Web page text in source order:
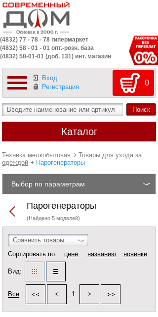
(4832) 77 - 78 - 78 гипермаркет
(4832) 58 - 01 - 01 опт.-розн. база
(4832) 58-01-01 (доб. 131) инт. магазин
Вход
Регистрация
0
Каталог
Техника мелкобытовая
Товары для ухода за
одеждой
Парогенераторы
Выбор по параметрам
Парогенераторы
(Найдено 5 моделей)
Сравнить товары
Сортировать по:
цене названию новинки
Вид:
Все 1